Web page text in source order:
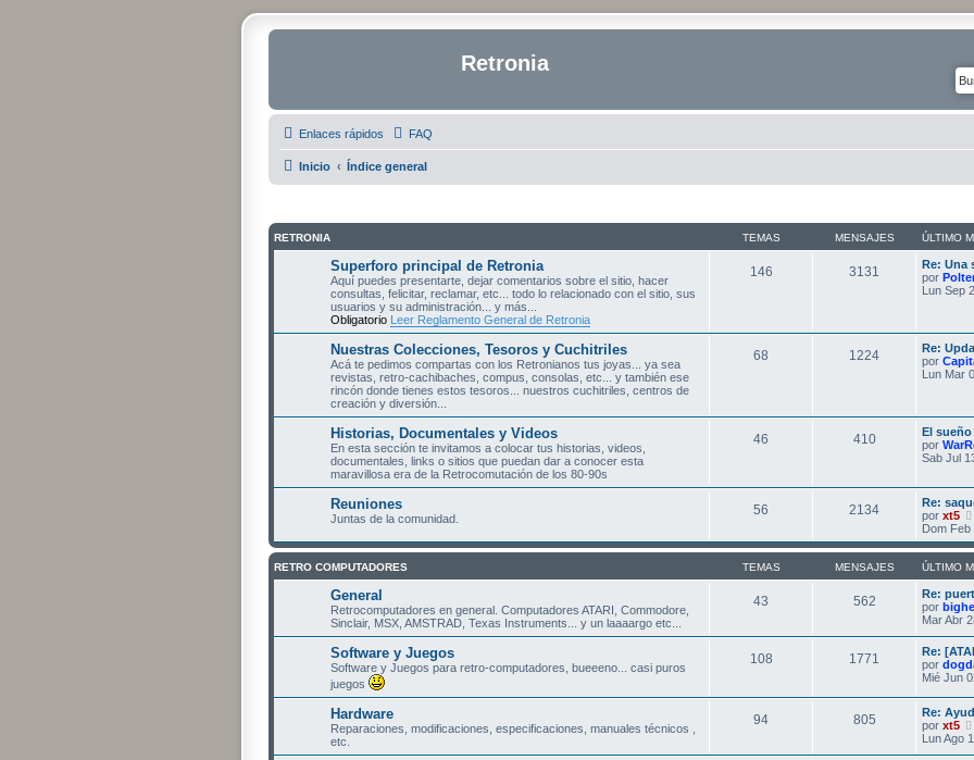
Retronia
Enlaces rápidos FAQ
Inicio Índice general
RETRONIA TEMAS MENSAJES ÚLTIMO
Superforo principal de Retronia
Aquí puedes presentarte, dejar comentarios sobre el sitio, hacer
consultas, felicitar, reclamar, etc... todo lo relacionado con el sitio, sus
usuarios y su administración... y más...
Obligatorio Leer Reglamento General de Retronia
146 3131
Re: Una
por
Lun Sep
Nuestras Colecciones, Tesoros y Cuchitriles
Acá te pedimos compartas con los Retronianos tus joyas... ya sea
revistas, retro-cachibaches, compus, consolas, etc... y también ese
rincón donde tienes estos tesoros... nuestros cuchitriles, centros de
creación y diversión...
68 1224
Re:
por
Lun Mar
Historias, Documentales y Videos
En esta sección te invitamos a colocar tus historias, videos,
documentales, links o sitios que puedan dar a conocer esta
maravillosa era de la Retrocomutación de los 80-90s
46 410
El
por
Sab Jul
Reuniones
Juntas de la comunidad.
56 2134
Re:
por xt5
Dom Feb
RETRO COMPUTADORES TEMAS MENSAJES ÚLTIMO
General
Retrocomputadores en general. Computadores ATARI, Commodore,
Sinclair, MSX, AMSTRAD, Texas Instruments... y un laaaargo etc...
43 562
Re:
por
Mar Abr
Software y Juegos
Software y Juegos para retro-computadores, bueeeno... casi puros
juegos
108 1771
Re:
por
Mié Jun
Hardware
Reparaciones, modificaciones, especificaciones, manuales técnicos ,
etc.
94 805
Re:
por xt5
Lun Ago